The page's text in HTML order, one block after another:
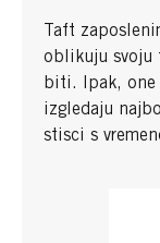
Taft
oblikuju svoju
biti. Ipak, one
izgledaju
stisci s